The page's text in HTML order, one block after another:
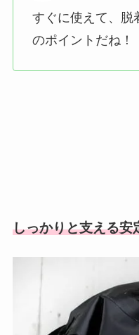
すぐに使えて、脱
のポイントだね！
しっかりと支える安